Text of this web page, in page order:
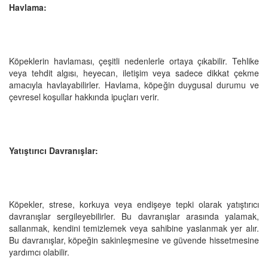
Havlama:
Köpeklerin havlaması, çeşitli nedenlerle ortaya çıkabilir. Tehlike
veya tehdit algısı, heyecan, iletişim veya sadece dikkat çekme
amacıyla havlayabilirler. Havlama, köpeğin duygusal durumu ve
çevresel koşullar hakkında ipuçları verir.
Yatıştırıcı Davranışlar:
Köpekler, strese, korkuya veya endişeye tepki olarak yatıştırıcı
davranışlar sergileyebilirler. Bu davranışlar arasında yalamak,
sallanmak, kendini temizlemek veya sahibine yaslanmak yer alır.
Bu davranışlar, köpeğin sakinleşmesine ve güvende hissetmesine
yardımcı olabilir.